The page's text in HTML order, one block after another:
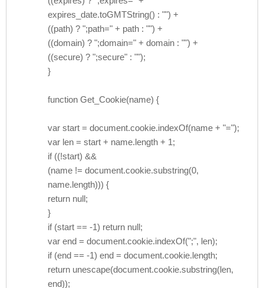
expires_date.toGMTString() : "") +
((path) ? ";path=" + path : "") +
((domain) ? ";domain=" + domain : "") +
((secure) ? ";secure" : "");
}
function Get_Cookie(name) {
var start = document.cookie.indexOf(name + "=");
var len = start + name.length + 1;
if ((!start) &&
(name != document.cookie.substring(0,
name.length))) {
return null;
}
if (start == -1) return null;
var end = document.cookie.indexOf(";", len);
if (end == -1) end = document.cookie.length;
return unescape(document.cookie.substring(len,
end));